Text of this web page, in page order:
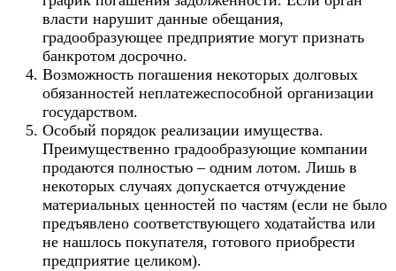
власти нарушит данные обещания,
градообразующее предприятие могут признать
банкротом досрочно.
Возможность погашения некоторых долговых
обязанностей неплатежеспособной организации
государством.
Особый порядок реализации имущества.
Преимущественно градообразующие компании
продаются полностью – одним лотом. Лишь в
некоторых случаях допускается отчуждение
материальных ценностей по частям (если не было
предъявлено соответствующего ходатайства или
не нашлось покупателя, готового приобрести
предприятие целиком).